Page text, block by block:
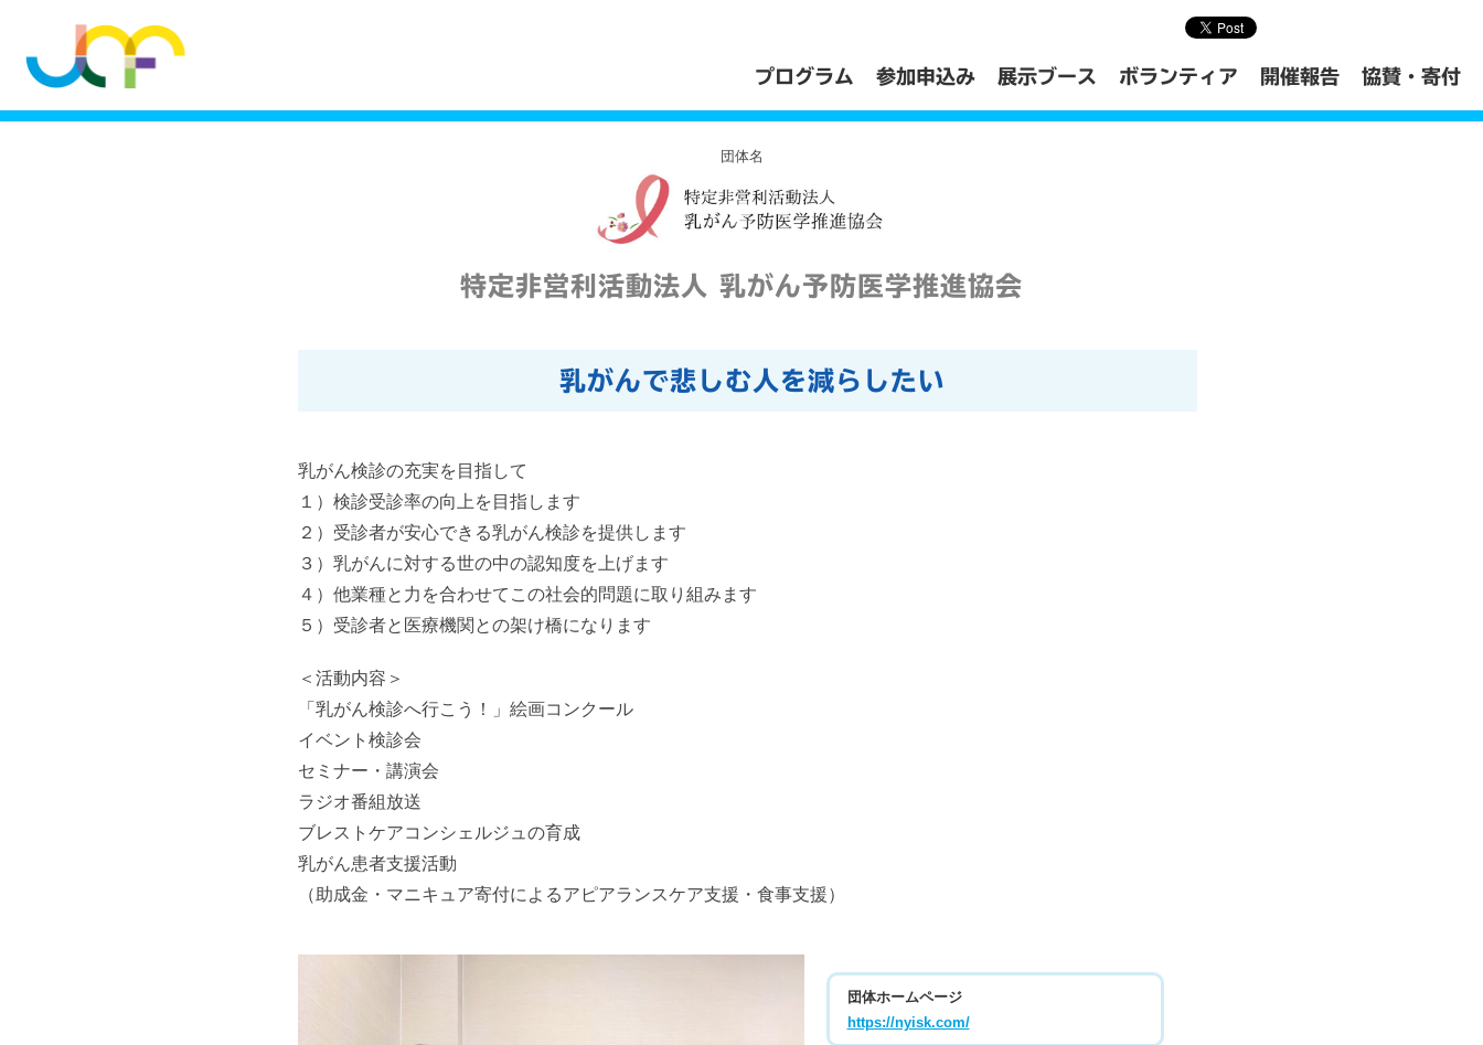
プログラム 参加申込み 展示ブース ボランティア 開催報告 協賛・寄付
団体名
特定非営利活動法人 乳がん予防医学推進協会
乳がんで悲しむ人を減らしたい
乳がん検診の充実を目指して
１）検診受診率の向上を目指します
２）受診者が安心できる乳がん検診を提供します
３）乳がんに対する世の中の認知度を上げます
４）他業種と力を合わせてこの社会的問題に取り組みます
５）受診者と医療機関との架け橋になります
＜活動内容＞
「乳がん検診へ行こう！」絵画コンクール
イベント検診会
セミナー・講演会
ラジオ番組放送
ブレストケアコンシェルジュの育成
乳がん患者支援活動
（助成金・マニキュア寄付によるアピアランスケア支援・食事支援）
団体ホームページ
https://nyisk.com/